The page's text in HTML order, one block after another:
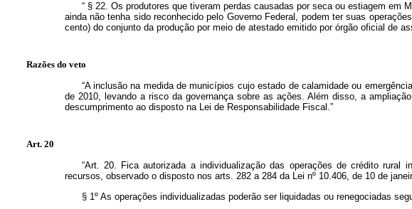
“ § 22. Os produtores que tiveram perdas causadas por seca ou estiagem em
ainda não tenha sido reconhecido pelo Governo Federal, podem ter suas
cento) do conjunto da produção por meio de atestado emitido por órgão oficial de
Razões do veto
“A inclusão na medida de municípios cujo estado de calamidade ou
de 2010, levando a risco da governança sobre as ações. Além disso, a
descumprimento ao disposto na Lei de Responsabilidade Fiscal.”
Art. 20
“Art. 20. Fica autorizada a individualização das operações de crédito rural
recursos, observado o disposto nos arts. 282 a 284 da Lei nº 10.406, de 10 de
§ 1º As operações individualizadas poderão ser liquidadas ou renegociadas